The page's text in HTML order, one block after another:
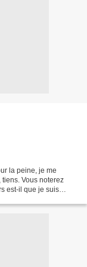
la peine, je me
Vous noterez
est-il que je suis